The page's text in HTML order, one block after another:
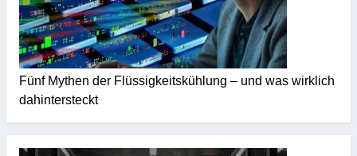
Fünf Mythen der Flüssigkeitskühlung – und was wirklich
dahintersteckt